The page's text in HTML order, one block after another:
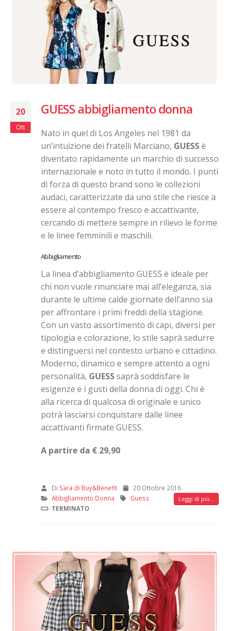
20
Ott
GUESS abbigliamento donna
Nato in quel di Los Angeles nel 1981 da
un’intuizione dei fratelli Marciano, GUESSè
diventato rapidamente un marchio di successo
internazionale e noto in tutto il mondo. I punti
di forza di questo brand sono le collezioni
audaci, caratterizzate da uno stile che riesce a
essere al contempo fresco e accattivante,
cercando di mettere sempre in rilievo le forme
e le linee femminili e maschili.
Abbigliamento
La linea d’abbigliamento GUESS è ideale per
chi non vuole rinunciare mai all’eleganza, sia
durante le ultime calde giornate dell’anno sia
per affrontare i primi freddi della stagione.
Con un vasto assortimento di capi, diversi per
tipologia e colorazione, lo stile saprà sedurre
e distinguersi nel contesto urbano e cittadino.
Moderno, dinamico e sempre attento a ogni
personalità, GUESSsaprà soddisfare le
esigenze e i gusti della donna di oggi. Chi è
alla ricerca di qualcosa di originale e unico
potrà lasciarsi conquistare dalle linee
accattivanti firmate GUESS.
A partire da € 29,90
Di Sara di Buy&Benefit
20 Ottobre 2016
Abbigliamento Donna
Guess Leggi di più...
TERMINATO